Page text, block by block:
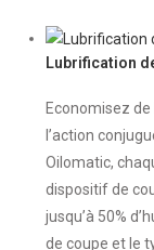
Lubrification
Economisez de
l’action
Oilomatic,
dispositif de
jusqu’à 50%
de coupe et le